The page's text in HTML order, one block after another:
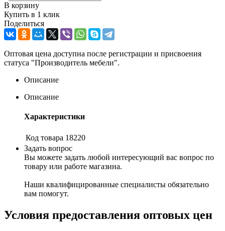
В корзину
Купить в 1 клик
Поделиться
Оптовая цена доступна после регистрации и присвоения
статуса "Производитель мебели".
Описание
Описание
Характеристики
Код товара 18220
Задать вопрос
Вы можете задать любой интересующий вас вопрос по
товару или работе магазина.
Наши квалифицированные специалисты обязательно
вам помогут.
Условия предоставления оптовых цен